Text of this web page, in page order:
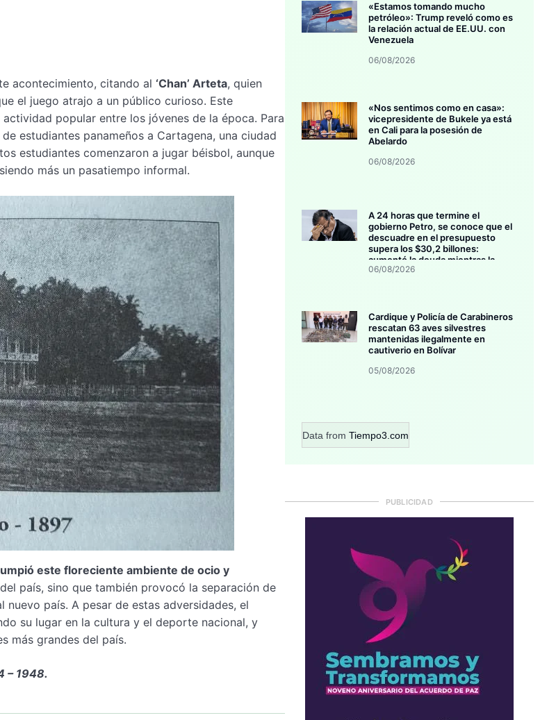
acontecimiento, citando al ‘Chan’ Arteta, quien
el juego atrajo a un público curioso. Este
popular entre los jóvenes de la época. Para
estudiantes panameños a Cartagena, una ciudad
estudiantes comenzaron a jugar béisbol, aunque
más un pasatiempo informal.
este floreciente ambiente de ocio y
país, sino que también provocó la separación de
nuevo país. A pesar de estas adversidades, el
su lugar en la cultura y el deporte nacional, y
más grandes del país.
– 1948.
«Estamos tomando mucho
petróleo»: Trump reveló como es
la relación actual de EE.UU. con
Venezuela
06/08/2026
«Nos sentimos como en casa»:
vicepresidente de Bukele ya está
en Cali para la posesión de
Abelardo
06/08/2026
A 24 horas que termine el
gobierno Petro, se conoce que el
descuadre en el presupuesto
supera los $30,2 billones:
aumentó la deuda mientras la
inversión se estanca
06/08/2026
Cardique y Policía de Carabineros
rescatan 63 aves silvestres
mantenidas ilegalmente en
cautiverio en Bolívar
05/08/2026
Data from Tiempo3.com
PUBLICIDAD